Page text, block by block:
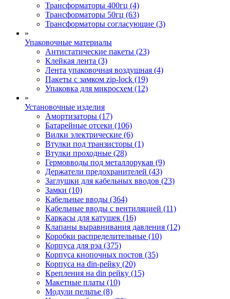
Трансформаторы 400гц (4)
Трансформаторы 50гц (63)
Трансформаторы согласующие (3)
»
Упаковочные материалы
Антистатические пакеты (23)
Клейкая лента (3)
Лента упаковочная воздушная (4)
Пакеты с замком zip-lock (19)
Упаковка для микросхем (12)
»
Установочные изделия
Амортизаторы (17)
Батарейные отсеки (106)
Вилки электрические (6)
Втулки под транзисторы (1)
Втулки проходные (28)
Гермовводы под металлорукав (9)
Держатели предохранителей (43)
Заглушки для кабельных вводов (23)
Замки (10)
Кабельные вводы (364)
Кабельные вводы с вентиляцией (11)
Каркасы для катушек (16)
Клапаны выравнивания давления (12)
Коробки распределительные (10)
Корпуса для рэа (375)
Корпуса кнопочных постов (35)
Корпуса на din-рейку (20)
Крепления на din рейку (15)
Макетные платы (10)
Модули пельтье (8)